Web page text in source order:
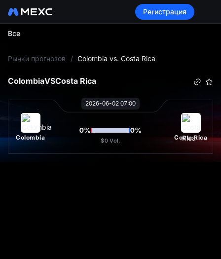
Регистрация
Все
Рынки прогнозов / Colombia vs. Costa Rica
ColombiaVSCosta Rica
2026-06-02 07:00
Colombia
0% 0%
$0 Vol. Costa Rica